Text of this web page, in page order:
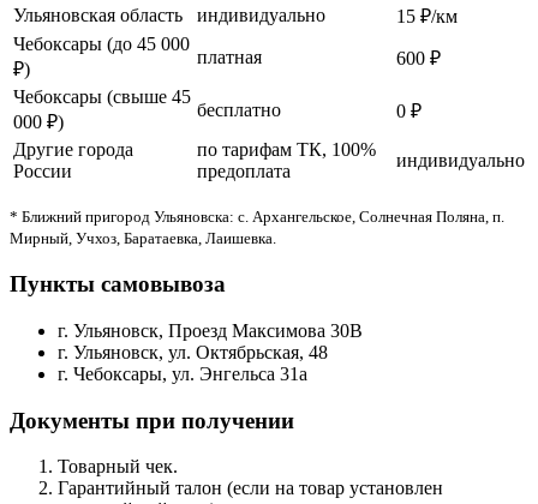
Ульяновская область
индивидуально
15 ₽/км
Чебоксары (до 45 000
₽)
платная
600 ₽
Чебоксары (свыше 45
000 ₽)
бесплатно
0 ₽
Другие города
России
по тарифам ТК, 100%
предоплата
индивидуально
* Ближний пригород Ульяновска: с. Архангельское, Солнечная Поляна, п.
Мирный, Учхоз, Баратаевка, Лаишевка.
Пункты самовывоза
г. Ульяновск, Проезд Максимова 30В
г. Ульяновск, ул. Октябрьская, 48
г. Чебоксары, ул. Энгельса 31а
Документы при получении
Товарный чек.
Гарантийный талон (если на товар установлен